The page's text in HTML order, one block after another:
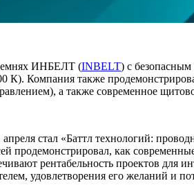
ИНБЕЛТ (INBELT) с
К). Компания также
а также современное
стал «Баттл технологий:
как
рентабельность проектов для
удовлетворения его желаний и